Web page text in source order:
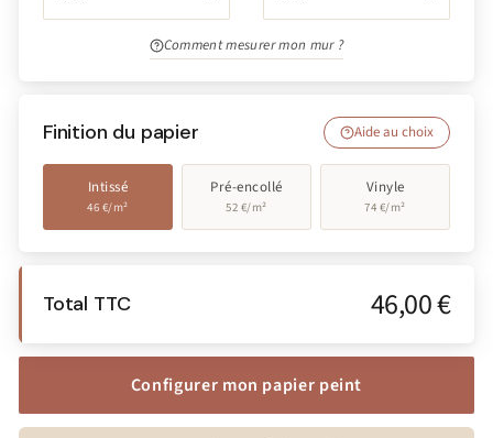
Comment mesurer mon mur ?
Finition du papier Aide au choix
Intissé
46 €/m²
Pré-encollé
52 €/m²
Vinyle
74 €/m²
Total TTC 46,00 €
Configurer mon papier peint